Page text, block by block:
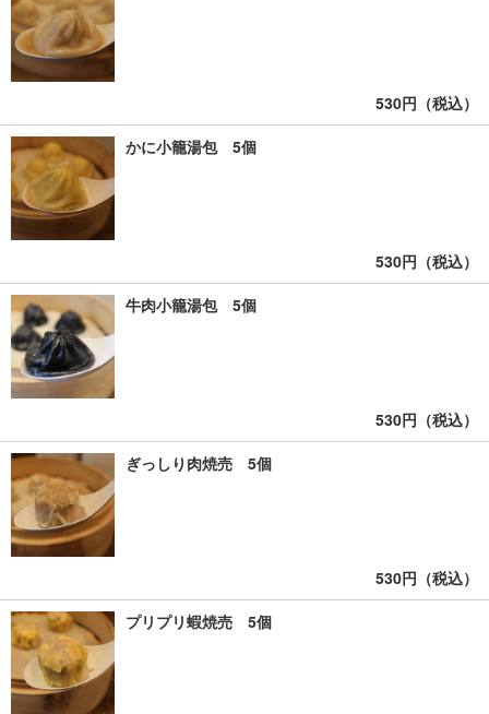
530円（税込）
かに小籠湯包 5個
530円（税込）
牛肉小籠湯包 5個
530円（税込）
ぎっしり肉焼売 5個
530円（税込）
プリプリ蝦焼売 5個